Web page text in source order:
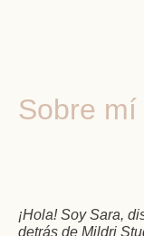
Sobre mí
¡Hola! Soy Sara,
detrás de Mildri